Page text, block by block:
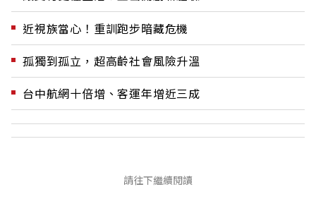
近視族當心！重訓跑步暗藏危機
孤獨到孤立，超高齡社會風險升溫
台中航網十倍增、客運年增近三成
請往下繼續閱讀